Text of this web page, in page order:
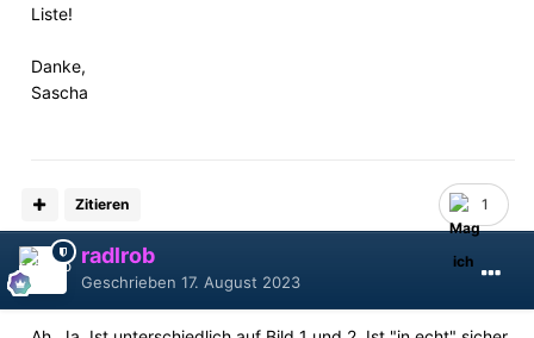
Liste!
Danke,
Sascha
1
Zitieren
radlrob
Geschrieben 17. August 2023